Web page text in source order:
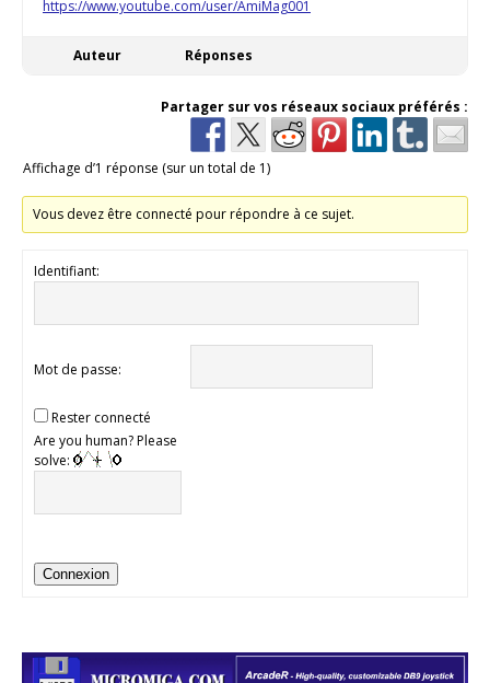
https://www.youtube.com/user/AmiMag001
Auteur Réponses
Partager sur vos réseaux sociaux préférés :
Affichage d’1 réponse (sur un total de 1)
Vous devez être connecté pour répondre à ce sujet.
Identifiant:
Mot de passe:
Rester connecté
Are you human? Please
solve:
Connexion